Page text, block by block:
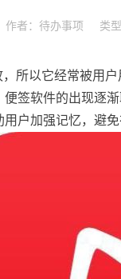
作者： 待办事项 类型
所以它经常被用
签软件的出现逐
户加强记忆，避免